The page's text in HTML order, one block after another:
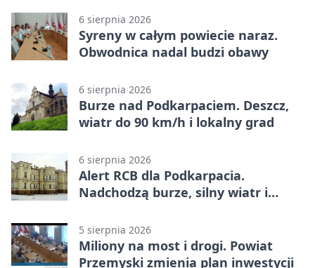
6 sierpnia 2026
Syreny w całym powiecie naraz.
Obwodnica nadal budzi obawy
6 sierpnia 2026
Burze nad Podkarpaciem. Deszcz,
wiatr do 90 km/h i lokalny grad
6 sierpnia 2026
Alert RCB dla Podkarpacia.
Nadchodzą burze, silny wiatr i
5 sierpnia 2026
Miliony na most i drogi. Powiat
Przemyski zmienia plan inwestycji